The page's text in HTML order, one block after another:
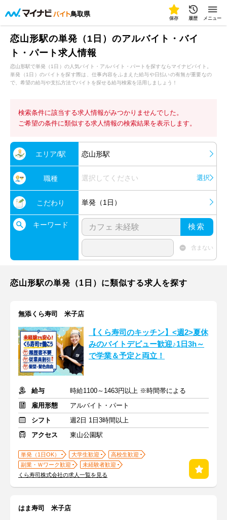
鳥取県
保存 履歴 メニュー
恋山形駅の単発（1日）のアルバイト・バイ
ト・パート求人情報
恋山形駅で単発（1日）の人気バイト・アルバイト・パートを探すならマイナビバイト。
単発（1日）のバイトを探す際は、仕事内容をふまえた給与や日払いの有無が重要なの
で、希望の給与や支払方法でバイトを探せる給与検索を活用しましょう！
検索条件に該当する求人情報がみつかりませんでした。
ご希望の条件に類似する求人情報の検索結果を表示します。
エリア/駅 恋山形駅
職種 選択してください 選択
こだわり 単発（1日）
キーワード 検索
含まない
恋山形駅の単発（1日）に類似する求人を探す
無添くら寿司 米子店
【くら寿司のキッチン】<週2>夏休
みのバイトデビュー歓迎♪1日3h～
で学業＆予定と両立！
給与
時給1100～1463円以上 ※時間帯による
雇用形態
アルバイト・パート
シフト
週2日 1日3時間以上
アクセス
東山公園駅
単発（1日OK） 大学生歓迎
高校生歓迎
副業・Ｗワーク歓迎
未経験者歓迎
くら寿司株式会社の求人一覧を見る
はま寿司 米子店